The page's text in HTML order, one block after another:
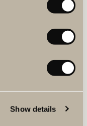
Show details